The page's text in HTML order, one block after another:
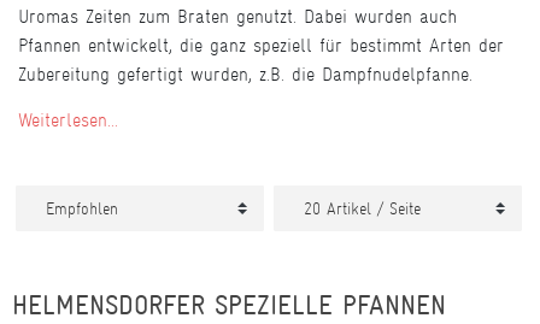
Uromas Zeiten zum Braten genutzt. Dabei wurden auch
Pfannen entwickelt, die ganz speziell für bestimmt Arten der
Zubereitung gefertigt wurden, z.B. die Dampfnudelpfanne.
Weiterlesen...
HELMENSDORFER SPEZIELLE PFANNEN